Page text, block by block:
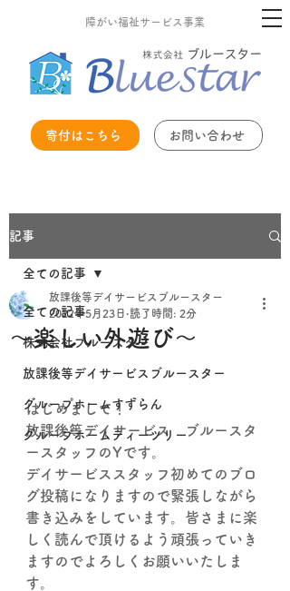
障がい福祉サービス事業
寄付はこちら お問い合わせ
記事
全ての記事
株式会社ブルースター
放課後等デイサービスブルースター
グループホームすずらん
グループホームティーツリー
全ての記事
～楽しい外遊び～
放課後等デイサービスブルースター
2022年5月23日 読了時間: 2分
はじめまして！
放課後等デイサービス　ブルースタ
ースタッフのYです。
デイサービススタッフ初めてのブロ
グ投稿になりますので緊張しながら
書き込みをしています。皆さまに楽
しく読んで頂けるよう頑張っていき
ますのでよろしくお願いいたしま
す。